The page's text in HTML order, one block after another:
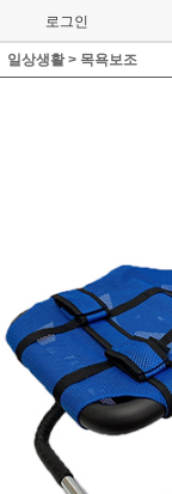
로그인
일상생활> 목욕보조